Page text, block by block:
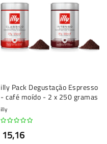
illy Pack Degustação Espresso
- café moído - 2 x 250 gramas
illy
15,16